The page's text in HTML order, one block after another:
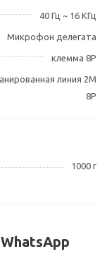
40 Гц ~ 16 КГц
Микрофон делегата
клемма 8P
линия 2M
8P
1000 г